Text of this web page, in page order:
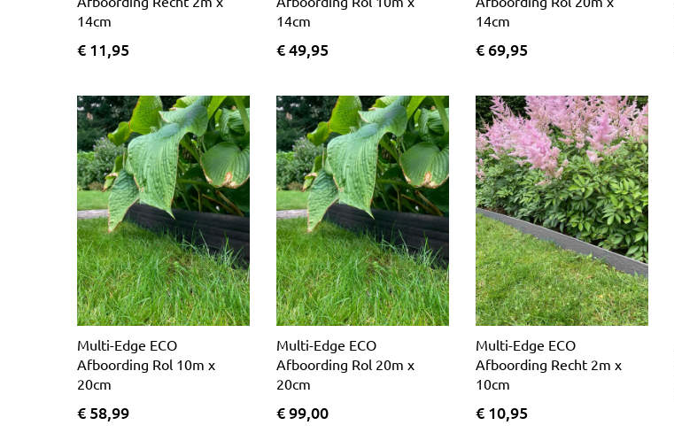
14cm
€ 11,95
14cm
€ 49,95
14cm
€ 69,95
Multi-Edge ECO
Afboording Rol 10m x
20cm
€ 58,99
Multi-Edge ECO
Afboording Rol 20m x
20cm
€ 99,00
Multi-Edge ECO
Afboording Recht 2m x
10cm
€ 10,95